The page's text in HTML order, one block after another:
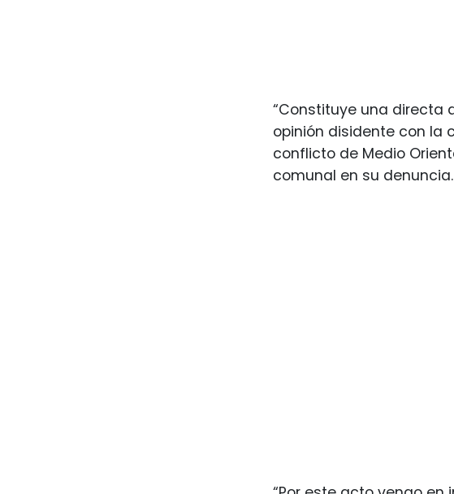
“Constituye una directa
opinión disidente con la
conflicto de Medio
comunal en su denuncia.